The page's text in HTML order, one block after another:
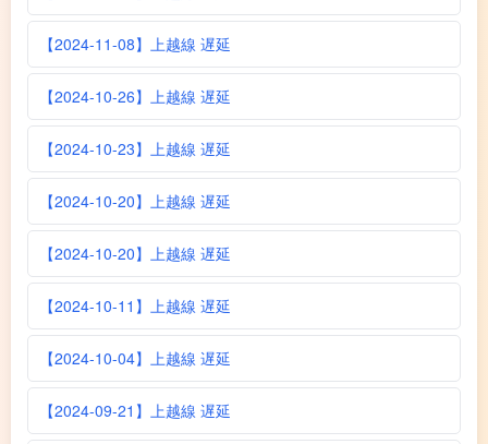
【2024-11-08】上越線 遅延
【2024-10-26】上越線 遅延
【2024-10-23】上越線 遅延
【2024-10-20】上越線 遅延
【2024-10-20】上越線 遅延
【2024-10-11】上越線 遅延
【2024-10-04】上越線 遅延
【2024-09-21】上越線 遅延